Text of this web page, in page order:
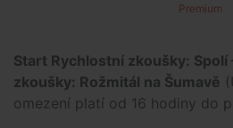
Premium
Start Rychlostní zkoušky: Spolí
zkoušky: Rožmitál na Šumavě
omezení platí od 16 hodiny do